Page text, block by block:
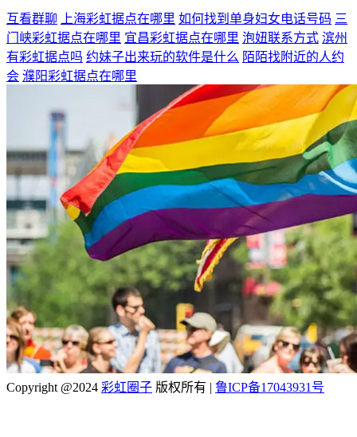
互看群聊 上海彩虹据点在哪里 如何找到单身妇女电话号码 三
门峡彩虹据点在哪里 宜昌彩虹据点在哪里 泡妞联系方式 滨州
有彩虹据点吗 约妹子出来玩的软件是什么 陌陌找附近的人约
会 濮阳彩虹据点在哪里
Copyright @2024 彩虹圈子 版权所有 | 鲁ICP备17043931号